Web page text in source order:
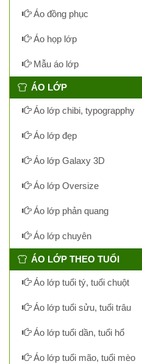
Áo đồng phục
Áo họp lớp
Mẫu áo lớp
ÁO LỚP
Áo lớp chibi, typograpphy
Áo lớp đẹp
Áo lớp Galaxy 3D
Áo lớp Oversize
Áo lớp phản quang
Áo lớp chuyên
ÁO LỚP THEO TUỔI
Áo lớp tuổi tý, tuổi chuột
Áo lớp tuổi sửu, tuổi trâu
Áo lớp tuổi dần, tuổi hổ
Áo lớp tuổi mão, tuổi mèo